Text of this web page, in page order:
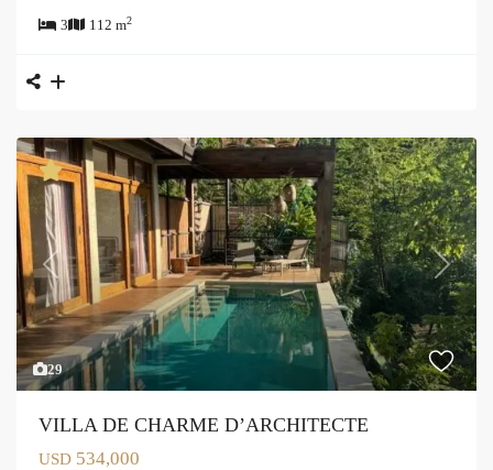
3 112 m2
29
Previous Next
VILLA DE CHARME D’ARCHITECTE
USD 534,000